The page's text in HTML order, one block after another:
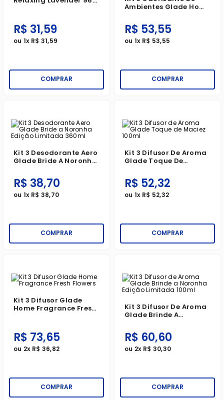
R$ 31,59
ou 1x R$ 31,59
COMPRAR
Ambientes Glade Home
265ml
R$ 53,55
ou 1x R$ 53,55
COMPRAR
Kit 3 Desodorante Aero
Glade Bride A Noronha
R$ 38,70
ou 1x R$ 38,70
COMPRAR
Kit 3 Difusor De Aroma
Glade Toque De
R$ 52,32
ou 1x R$ 52,32
COMPRAR
Kit 3 Difusor Glade
Home Fragrance Fresh
R$ 73,65
ou 2x R$ 36,82
COMPRAR
Kit 3 Difusor De Aroma
Glade Brinde A
Limitada 100ml
R$ 60,60
ou 2x R$ 30,30
COMPRAR